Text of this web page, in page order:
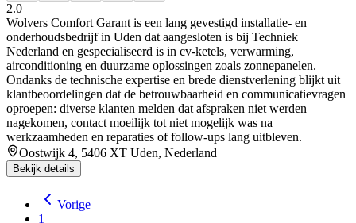
2.0
Wolvers Comfort Garant is een lang gevestigd installatie- en
onderhoudsbedrijf in Uden dat aangesloten is bij Techniek
Nederland en gespecialiseerd is in cv-ketels, verwarming,
airconditioning en duurzame oplossingen zoals zonnepanelen.
Ondanks de technische expertise en brede dienstverlening blijkt uit
klantbeoordelingen dat de betrouwbaarheid en communicatievragen
oproepen: diverse klanten melden dat afspraken niet werden
nagekomen, contact moeilijk tot niet mogelijk was na
werkzaamheden en reparaties of follow-ups lang uitbleven.
Oostwijk 4, 5406 XT Uden, Nederland
Bekijk details
Vorige
1